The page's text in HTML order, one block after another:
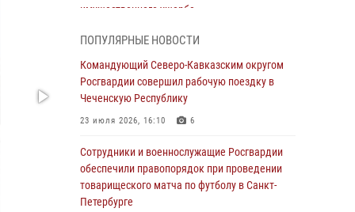
имущественного ущерба
Формулу безопасности показал спецназ
Росгвардии юным динамовцам
Свердловской области
05 августа 2026, 13:50
В столице росгвардейцы задержали мужчину,
устроившего дебош в букмекерской конторе
(видео)
05 августа 2026, 13:25
ПОПУЛЯРНЫЕ НОВОСТИ
Командующий Северо-Кавказским округом
Росгвардии совершил рабочую поездку в
Чеченскую Республику
23 июля 2026, 16:10 6
Сотрудники и военнослужащие Росгвардии
обеспечили правопорядок при проведении
товарищеского матча по футболу в Санкт-
Петербурге